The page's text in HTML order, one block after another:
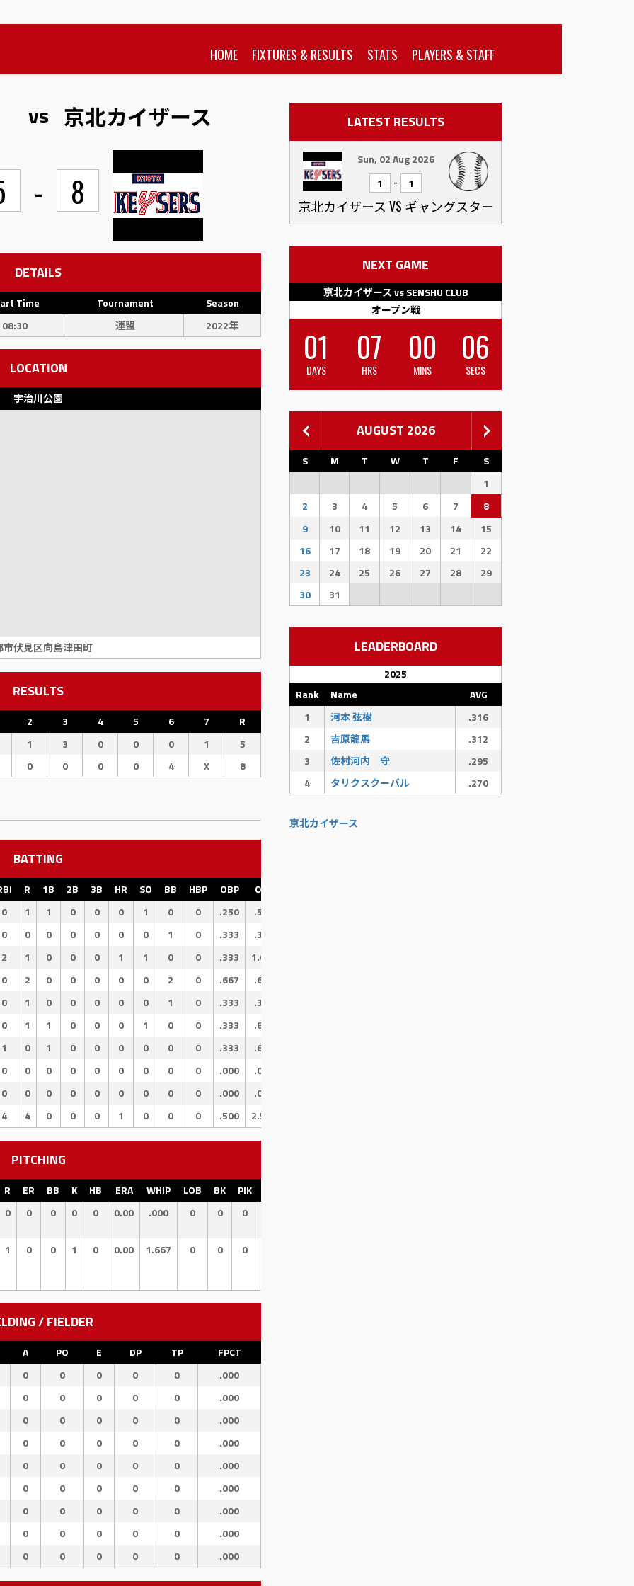
HOME FIXTURES & RESULTS STATS PLAYERS & STAFF
vs 京北カイザース
- 8
DETAILS
Time Tournament
Season
08:30
連盟 2022年
LOCATION
宇治川公園
市伏見区向島津田町
RESULTS
2 3 4 5 6 7
R
1
3 0 0 0 1
5
0
0 0 0 4 X 8
BATTING
R 1B 2B 3B HR SO BB HBP OBP OPS
0
1 1 0 0 0 1 0 0 .250 .500
0
0 0 0 0 0 0 1 0 .333 .333
2
1 0 0 0 1 1 0 0 .333 1.667
0
2 0 0 0 0 0 2 0 .667 .667
0
1 0 0 0 0 0 1 0 .333 .333
0
1 1 0 0 0 1 0 0 .333 .833
1
0 1 0 0 0 0 0 0 .333 .667
0
0 0 0 0 0 0 0 0 .000 .000
0
0 0 0 0 0 0 0 0 .000 .000
4
4 0 0 0 1 0 0 0 .500 2.500
PITCHING
R ER BB K HB ERA WHIP LOB BK PIK
0
0 0 0 0 0.00 .000 0 0 0
1 0 0 1 0 0.00 1.667 0 0 0
/ FIELDER
A PO E DP TP
FPCT
0
0 0 0 0
.000
0
0 0 0 0
.000
0
0 0 0 0
.000
0
0 0 0 0
.000
0
0 0 0 0
.000
0
0 0 0 0
.000
0
0 0 0 0
.000
0
0 0 0 0
.000
0
0 0 0 0 .000
LATEST RESULTS
Sun, 02 Aug 2026
1
- 1
京北カイザース VS ギャングスター
NEXT GAME
京北カイザース vs SENSHU CLUB
オープン戦
01
DAYS
07
HRS
00
MINS
06
SECS
AUGUST 2026
S M T W T F
S
1
2
3 4 5 6 7
8
9
10 11 12 13 14
15
16
17 18 19 20 21
22
23
24 25 26 27 28
29
30
31
LEADERBOARD
2025
Rank
Name
AVG
1
河本 弦樹
.316
2
吉原龍馬
.312
3
佐村河内 守
.295
4
タリクスクーバル .270
京北カイザース